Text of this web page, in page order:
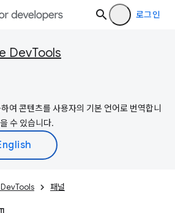
로그인
DevTools
여 콘텐츠를 사용자의 기본 언어로 번역합니
수 있습니다.
패널